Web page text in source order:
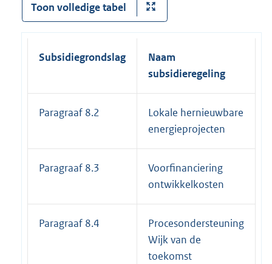
Toon volledige tabel
Subsidiegrondslag
Naam
subsidieregeling
Paragraaf 8.2
Lokale hernieuwbare
energieprojecten
Paragraaf 8.3
Voorfinanciering
ontwikkelkosten
Paragraaf 8.4
Procesondersteuning
Wijk van de
toekomst